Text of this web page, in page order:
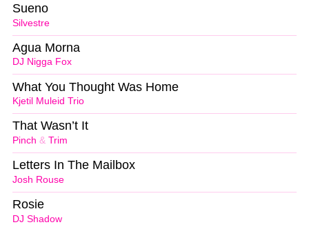
Silvestre
Sueno
DJ Nigga Fox
Agua Morna
Kjetil Muleid Trio
What You Thought Was Home
Pinch & Trim
That Wasn’t It
Josh Rouse
Letters In The Mailbox
DJ Shadow
Rosie